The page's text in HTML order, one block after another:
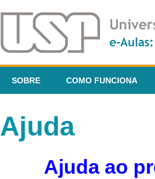
SOBRE COMO FUNCIONA
Ajuda
Ajuda ao